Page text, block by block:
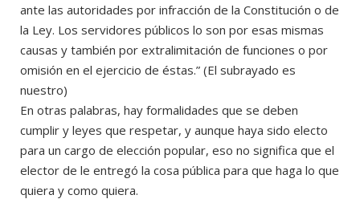
ante las autoridades por infracción de la Constitución o de
la Ley. Los servidores públicos lo son por esas mismas
causas y también por extralimitación de funciones o por
omisión en el ejercicio de éstas.” (El subrayado es
nuestro)
En otras palabras, hay formalidades que se deben
cumplir y leyes que respetar, y aunque haya sido electo
para un cargo de elección popular, eso no significa que el
elector de le entregó la cosa pública para que haga lo que
quiera y como quiera.